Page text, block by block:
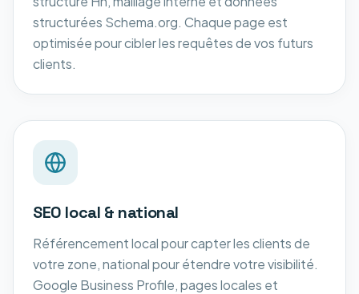
structurées Schema.org. Chaque page est
optimisée pour cibler les requêtes de vos futurs
clients.
SEO local & national
Référencement local pour capter les clients de
votre zone, national pour étendre votre visibilité.
Google Business Profile, pages locales et